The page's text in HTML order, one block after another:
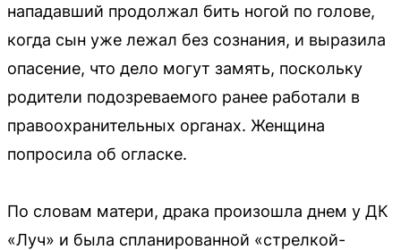
нападавший продолжал бить ногой по голове,
когда сын уже лежал без сознания, и выразила
опасение, что дело могут замять, поскольку
родители подозреваемого ранее работали в
правоохранительных органах. Женщина
попросила об огласке.
По словам матери, драка произошла днем у ДК
«Луч» и была спланированной «стрелкой-